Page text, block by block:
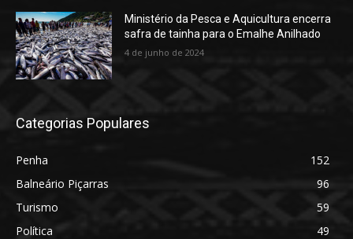
Ministério da Pesca e Aquicultura encerra
safra de tainha para o Emalhe Anilhado
4 de junho de 2024
Categorias Populares
Penha
152
Balneário Piçarras
96
Turismo
59
Política
49